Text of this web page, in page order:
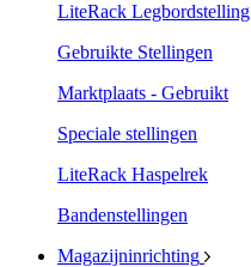
LiteRack Legbordstelling
Gebruikte Stellingen
Marktplaats - Gebruikt
Speciale stellingen
LiteRack Haspelrek
Bandenstellingen
Magazijninrichting